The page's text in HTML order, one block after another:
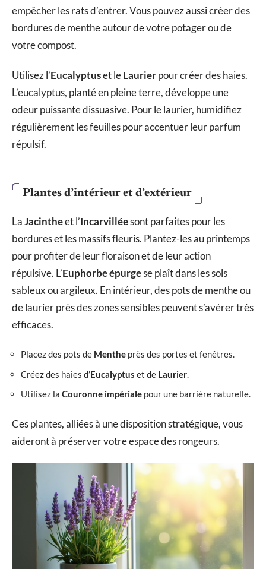
empêcher les rats d’entrer. Vous pouvez aussi créer des
bordures de menthe autour de votre potager ou de
votre compost.
Utilisez l’Eucalyptuset leLaurierpour créer des haies.
L’eucalyptus, planté en pleine terre, développe une
odeur puissante dissuasive. Pour le laurier, humidifiez
régulièrement les feuilles pour accentuer leur parfum
répulsif.
Plantes d’intérieur et d’extérieur
LaJacintheet l’Incarvilléesont parfaites pour les
bordures et les massifs fleuris. Plantez-les au printemps
pour profiter de leur floraison et de leur action
répulsive. L’Euphorbe épurgese plaît dans les sols
sableux ou argileux. En intérieur, des pots de menthe ou
de laurier près des zones sensibles peuvent s’avérer très
efficaces.
Placez des pots de Menthe près des portes et fenêtres.
Créez des haies d’Eucalyptus et de Laurier.
Utilisez la Couronne impériale pour une barrière naturelle.
Ces plantes, alliées à une disposition stratégique, vous
aideront à préserver votre espace des rongeurs.